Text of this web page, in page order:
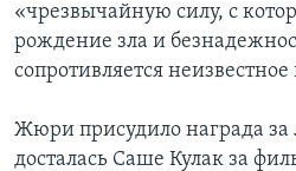
«чрезвычайную силу, с
рождение зла и
сопротивляется
Жюри присудило награда
досталась Саше Кулак за